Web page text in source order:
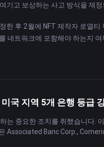
고 보상하는 사고 방식을 재
후 2월에 NFT 제작자 로열
네트워크에 포함해야 하는지
스를 블랙리스트에 올릴 수
진술의 정확성이나 적합성에
국 지역 5개 은행 등급
는 중요한 조치를 취했습니다.
Banc Corp.,